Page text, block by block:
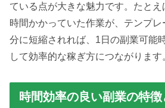
ている点が大きな魅力です。たと
時間かかっていた作業が、テンプ
分に短縮されれば、1日の副業可能
して効率的な稼ぎ方につながります
時間効率の良い副業の特徴